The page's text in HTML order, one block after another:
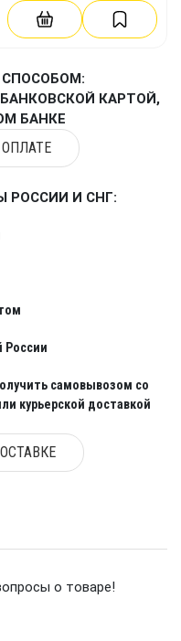
КАРТОЙ,
БАНКЕ
РОССИИ И СНГ:
России
самовывозом со
курьерской доставкой
о товаре!